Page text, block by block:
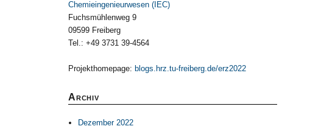
Chemieingenieurwesen (IEC)
Fuchsmühlenweg 9
09599 Freiberg
Tel.: +49 3731 39-4564
Projekthomepage:blogs.hrz.tu-freiberg.de/erz2022
Archiv
Dezember 2022